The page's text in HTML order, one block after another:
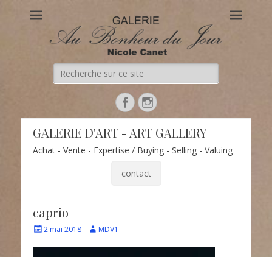
Au Bonheur du Jour
Le site officiel de la Galerie d'Art Au Bonheur du Jour – Nicole
Canet à Paris
Recherche
de:
FacebookInstagram
GALERIE D'ART - ART GALLERY
Achat - Vente - Expertise / Buying - Selling - Valuing
contact
caprio
Écrit2 mai 2018 Auteur
MDV1